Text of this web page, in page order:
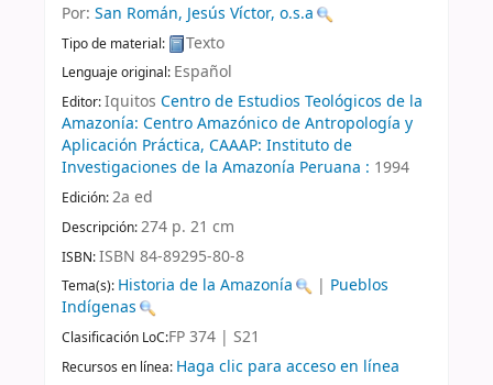
Por: San Román, Jesús Víctor, o.s.a
Tipo de material: Texto
Lenguaje original: Español
Editor:Iquitos Centro de Estudios Teológicos de la
Amazonía: Centro Amazónico de Antropología y
Aplicación Práctica, CAAAP: Instituto de
Investigaciones de la Amazonía Peruana : 1994
Edición:2a ed
Descripción:274 p. 21 cm
ISBN:ISBN 84-89295-80-8
Tema(s): Historia de la Amazonía | Pueblos
Indígenas
Clasificación LoC:FP 374 | S21
Recursos en línea: Haga clic para acceso en línea